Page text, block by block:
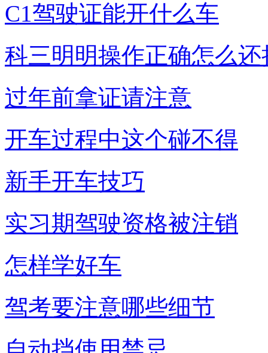
C1驾驶证能开什么车
科三明明操作正确怎么还
过年前拿证请注意
开车过程中这个碰不得
新手开车技巧
实习期驾驶资格被注销
怎样学好车
驾考要注意哪些细节